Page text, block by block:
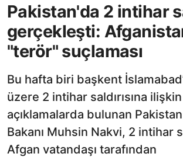
Pakistan'da 2 intihar
gerçekleşti:
"terör" suçlaması
Bu hafta biri başkent
üzere 2 intihar saldırısına ilişkin
açıklamalarda bulunan
Bakanı Muhsin Nakvi, 2 intihar
Afgan vatandaşı tarafından